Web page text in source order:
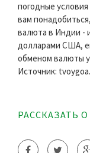
погодные
вам
валюта в Индии -
долларами США,
обменом валюты
Источник:
РАССКАЗАТЬ О